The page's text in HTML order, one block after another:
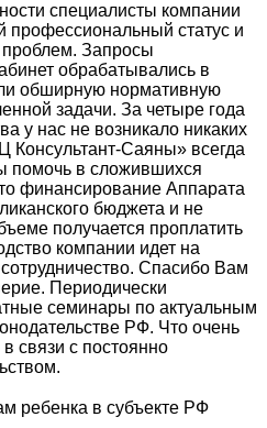
специалисты компании
профессиональный статус и
Запросы
обрабатывались в
обширную нормативную
задачи. За четыре года
у нас не возникало никаких
Консультант-Саяны» всегда
помочь в сложившихся
финансирование Аппарата
бюджета и не
получается проплатить
компании идет на
Спасибо Вам
Периодически
семинары по актуальным
РФ. Что очень
связи с постоянно
ребенка в субъекте РФ